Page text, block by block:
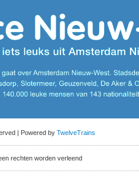
| Powered by TwelveTrains
rechten worden verleend